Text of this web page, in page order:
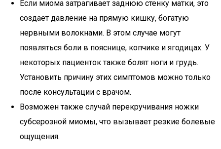
Если миома затрагивает заднюю стенку матки, это
создает давление на прямую кишку, богатую
нервными волокнами. В этом случае могут
появляться боли в пояснице, копчике и ягодицах. У
некоторых пациенток также болят ноги и грудь.
Установить причину этих симптомов можно только
после консультации с врачом.
Возможен также случай перекручивания ножки
субсерозной миомы, что вызывает резкие болевые
ощущения.